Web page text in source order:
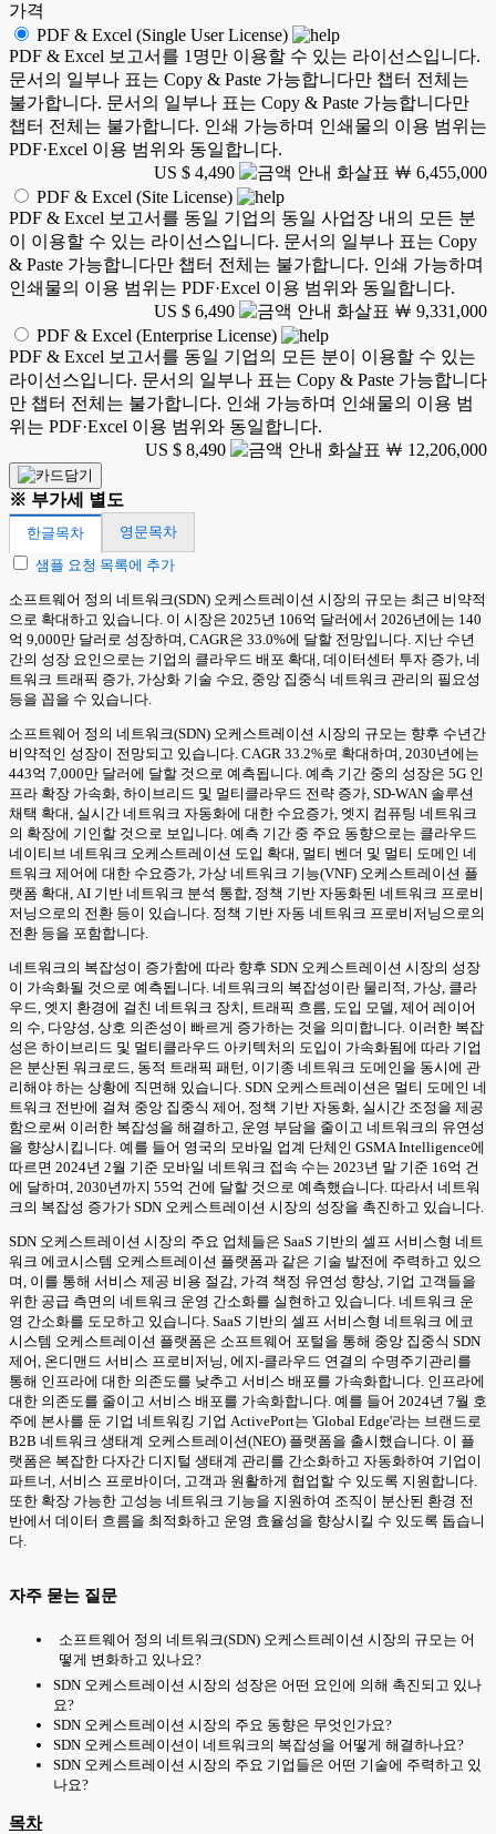
가격
PDF & Excel (Single User License)
PDF & Excel 보고서를 1명만 이용할 수 있는 라이선스입니다.
문서의 일부나 표는 Copy & Paste 가능합니다만 챕터 전체는
불가합니다. 문서의 일부나 표는 Copy & Paste 가능합니다만
챕터 전체는 불가합니다. 인쇄 가능하며 인쇄물의 이용 범위는
PDF·Excel 이용 범위와 동일합니다.
US $ 4,490
￦ 6,455,000
PDF & Excel (Site License)
PDF & Excel 보고서를 동일 기업의 동일 사업장 내의 모든 분
이 이용할 수 있는 라이선스입니다. 문서의 일부나 표는 Copy
& Paste 가능합니다만 챕터 전체는 불가합니다. 인쇄 가능하며
인쇄물의 이용 범위는 PDF·Excel 이용 범위와 동일합니다.
US $ 6,490
￦ 9,331,000
PDF & Excel (Enterprise License)
PDF & Excel 보고서를 동일 기업의 모든 분이 이용할 수 있는
라이선스입니다. 문서의 일부나 표는 Copy & Paste 가능합니다
만 챕터 전체는 불가합니다. 인쇄 가능하며 인쇄물의 이용 범
위는 PDF·Excel 이용 범위와 동일합니다.
US $ 8,490
￦ 12,206,000
※ 부가세 별도
한글목차
영문목차
샘플 요청 목록에 추가
소프트웨어 정의 네트워크(SDN) 오케스트레이션 시장의 규모는 최근 비약적
으로 확대하고 있습니다. 이 시장은 2025년 106억 달러에서 2026년에는 140
억 9,000만 달러로 성장하며, CAGR은 33.0%에 달할 전망입니다. 지난 수년
간의 성장 요인으로는 기업의 클라우드 배포 확대, 데이터센터 투자 증가, 네
트워크 트래픽 증가, 가상화 기술 수요, 중앙 집중식 네트워크 관리의 필요성
등을 꼽을 수 있습니다.
소프트웨어 정의 네트워크(SDN) 오케스트레이션 시장의 규모는 향후 수년간
비약적인 성장이 전망되고 있습니다. CAGR 33.2%로 확대하며, 2030년에는
443억 7,000만 달러에 달할 것으로 예측됩니다. 예측 기간 중의 성장은 5G 인
프라 확장 가속화, 하이브리드 및 멀티클라우드 전략 증가, SD-WAN 솔루션
채택 확대, 실시간 네트워크 자동화에 대한 수요증가, 엣지 컴퓨팅 네트워크
의 확장에 기인할 것으로 보입니다. 예측 기간 중 주요 동향으로는 클라우드
네이티브 네트워크 오케스트레이션 도입 확대, 멀티 벤더 및 멀티 도메인 네
트워크 제어에 대한 수요증가, 가상 네트워크 기능(VNF) 오케스트레이션 플
랫폼 확대, AI 기반 네트워크 분석 통합, 정책 기반 자동화된 네트워크 프로비
저닝으로의 전환 등이 있습니다. 정책 기반 자동 네트워크 프로비저닝으로의
전환 등을 포함합니다.
네트워크의 복잡성이 증가함에 따라 향후 SDN 오케스트레이션 시장의 성장
이 가속화될 것으로 예측됩니다. 네트워크의 복잡성이란 물리적, 가상, 클라
우드, 엣지 환경에 걸친 네트워크 장치, 트래픽 흐름, 도입 모델, 제어 레이어
의 수, 다양성, 상호 의존성이 빠르게 증가하는 것을 의미합니다. 이러한 복잡
성은 하이브리드 및 멀티클라우드 아키텍처의 도입이 가속화됨에 따라 기업
은 분산된 워크로드, 동적 트래픽 패턴, 이기종 네트워크 도메인을 동시에 관
리해야 하는 상황에 직면해 있습니다. SDN 오케스트레이션은 멀티 도메인 네
트워크 전반에 걸쳐 중앙 집중식 제어, 정책 기반 자동화, 실시간 조정을 제공
함으로써 이러한 복잡성을 해결하고, 운영 부담을 줄이고 네트워크의 유연성
을 향상시킵니다. 예를 들어 영국의 모바일 업계 단체인 GSMA Intelligence에
따르면 2024년 2월 기준 모바일 네트워크 접속 수는 2023년 말 기준 16억 건
에 달하며, 2030년까지 55억 건에 달할 것으로 예측했습니다. 따라서 네트워
크의 복잡성 증가가 SDN 오케스트레이션 시장의 성장을 촉진하고 있습니다.
SDN 오케스트레이션 시장의 주요 업체들은 SaaS 기반의 셀프 서비스형 네트
워크 에코시스템 오케스트레이션 플랫폼과 같은 기술 발전에 주력하고 있으
며, 이를 통해 서비스 제공 비용 절감, 가격 책정 유연성 향상, 기업 고객들을
위한 공급 측면의 네트워크 운영 간소화를 실현하고 있습니다. 네트워크 운
영 간소화를 도모하고 있습니다. SaaS 기반의 셀프 서비스형 네트워크 에코
시스템 오케스트레이션 플랫폼은 소프트웨어 포털을 통해 중앙 집중식 SDN
제어, 온디맨드 서비스 프로비저닝, 에지-클라우드 연결의 수명주기관리를
통해 인프라에 대한 의존도를 낮추고 서비스 배포를 가속화합니다. 인프라에
대한 의존도를 줄이고 서비스 배포를 가속화합니다. 예를 들어 2024년 7월 호
주에 본사를 둔 기업 네트워킹 기업 ActivePort는 'Global Edge'라는 브랜드로
B2B 네트워크 생태계 오케스트레이션(NEO) 플랫폼을 출시했습니다. 이 플
랫폼은 복잡한 다자간 디지털 생태계 관리를 간소화하고 자동화하여 기업이
파트너, 서비스 프로바이더, 고객과 원활하게 협업할 수 있도록 지원합니다.
또한 확장 가능한 고성능 네트워크 기능을 지원하여 조직이 분산된 환경 전
반에서 데이터 흐름을 최적화하고 운영 효율성을 향상시킬 수 있도록 돕습니
다.
자주 묻는 질문
소프트웨어 정의 네트워크(SDN) 오케스트레이션 시장의 규모는 어
떻게 변화하고 있나요?
SDN 오케스트레이션 시장의 성장은 어떤 요인에 의해 촉진되고 있나
요?
SDN 오케스트레이션 시장의 주요 동향은 무엇인가요?
SDN 오케스트레이션이 네트워크의 복잡성을 어떻게 해결하나요?
SDN 오케스트레이션 시장의 주요 기업들은 어떤 기술에 주력하고 있
나요?
목차